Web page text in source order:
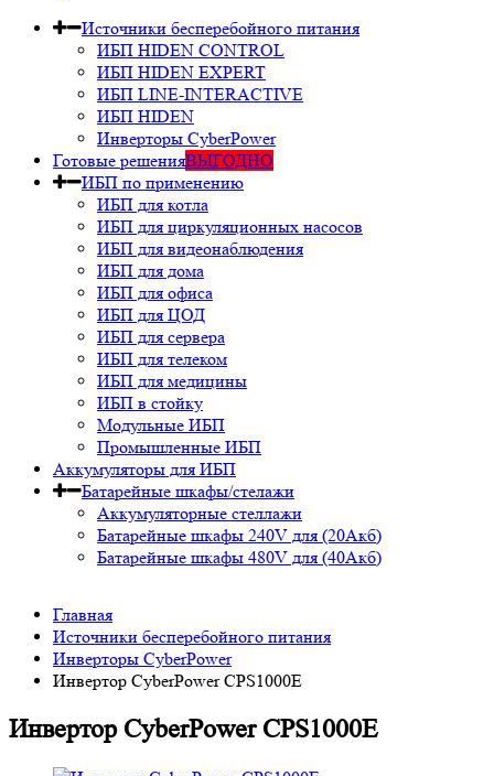
Источники бесперебойного питания
ИБП HIDEN CONTROL
ИБП HIDEN EXPERT
ИБП LINE-INTERACTIVE
ИБП HIDEN
Инверторы CyberPower
Готовые решенияВЫГОДНО
ИБП по применению
ИБП для котла
ИБП для циркуляционных насосов
ИБП для видеонаблюдения
ИБП для дома
ИБП для офиса
ИБП для ЦОД
ИБП для сервера
ИБП для телеком
ИБП для медицины
ИБП в стойку
Модульные ИБП
Промышленные ИБП
Аккумуляторы для ИБП
Батарейные шкафы/стелажи
Аккумуляторные стеллажи
Батарейные шкафы 240V для (20Акб)
Батарейные шкафы 480V для (40Акб)
Главная
Источники бесперебойного питания
Инверторы CyberPower
Инвертор CyberPower CPS1000E
Инвертор CyberPower CPS1000E